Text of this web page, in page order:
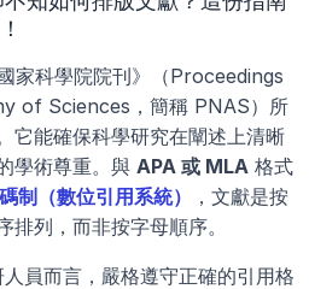
家科學院院刊》（Proceedings
of Sciences，簡稱 PNAS）所
它能確保科學研究在闡述上清晰
學術尊重。與 APA 或 MLA 格式
制（數位引用系統）
，文獻是按
列，而非按字母順序。
員而言，嚴格遵守正確的引用格